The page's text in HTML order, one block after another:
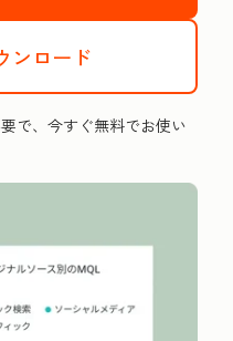
ンロード
で、今すぐ無料でお使い